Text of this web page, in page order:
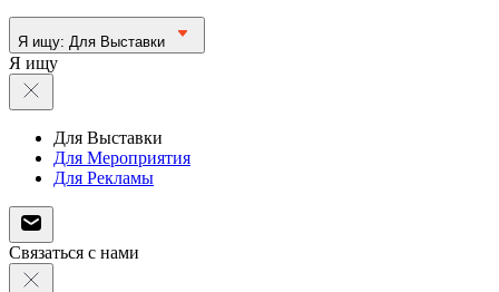
Я ищу: Для Выставки
Я ищу
Для Выставки
Для Мероприятия
Для Рекламы
Связаться с нами